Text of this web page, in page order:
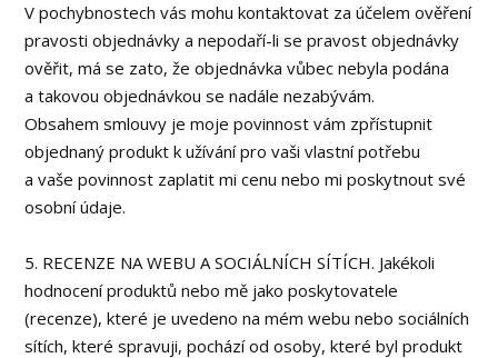
V pochybnostech vás mohu kontaktovat za účelem ověření
pravosti objednávky a nepodaří-li se pravost objednávky
ověřit, má se zato, že objednávka vůbec nebyla podána
a takovou objednávkou se nadále nezabývám.
Obsahem smlouvy je moje povinnost vám zpřístupnit
objednaný produkt k užívání pro vaši vlastní potřebu
a vaše povinnost zaplatit mi cenu nebo mi poskytnout své
osobní údaje.
5. RECENZE NA WEBU A SOCIÁLNÍCH SÍTÍCH. Jakékoli
hodnocení produktů nebo mě jako poskytovatele
(recenze), které je uvedeno na mém webu nebo sociálních
sítích, které spravuji, pochází od osoby, které byl produkt